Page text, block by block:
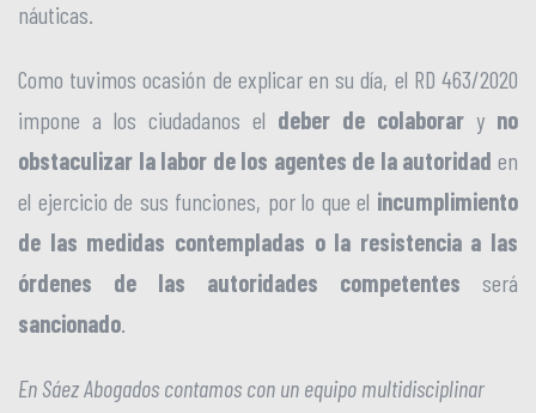
náuticas.
Como tuvimos ocasión de explicar en su día, el RD 463/2020
impone a los ciudadanos el deber de colaborar y no
obstaculizar la labor de los agentes de la autoridad en
el ejercicio de sus funciones, por lo que el incumplimiento
de las medidas contempladas o la resistencia a las
órdenes de las autoridades competentes será
sancionado.
En Sáez Abogados contamos con un equipo multidisciplinar